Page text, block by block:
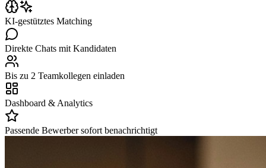
KI-gestütztes Matching
Direkte Chats mit Kandidaten
Bis zu 2 Teamkollegen einladen
Dashboard & Analytics
Passende Bewerber sofort benachrichtigt